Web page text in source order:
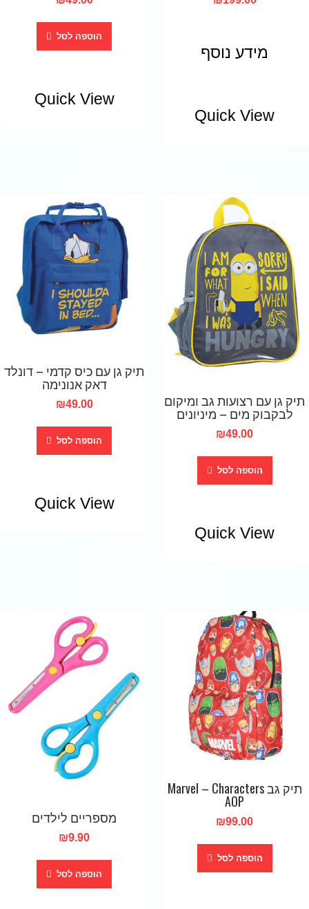
מידע נוסף
Quick View
הוספה לסל
Quick View
תיק גן עם רצועות גב ומיקום
לבקבוק מים – מיניונים
₪49.00
הוספה לסל
Quick View
תיק גן עם כיס קדמי – דונלד
דאק אנונימה
₪49.00
הוספה לסל
Quick View
תיק גב Marvel – Characters
AOP
₪99.00
הוספה לסל
מספריים לילדים
₪9.90
הוספה לסל